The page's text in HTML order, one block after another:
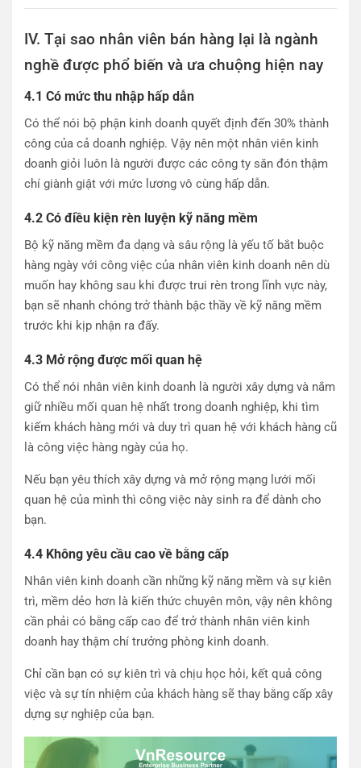
IV. Tại sao nhân viên bán hàng lại là ngành
nghề được phổ biến và ưa chuộng hiện nay
4.1 Có mức thu nhập hấp dẫn
Có thể nói bộ phận kinh doanh quyết định đến 30% thành
công của cả doanh nghiệp. Vậy nên một nhân viên kinh
doanh giỏi luôn là người được các công ty săn đón thậm
chí giành giật với mức lương vô cùng hấp dẫn.
4.2 Có điều kiện rèn luyện kỹ năng mềm
Bộ kỹ năng mềm đa dạng và sâu rộng là yếu tố bắt buộc
hàng ngày với công việc của nhân viên kinh doanh nên dù
muốn hay không sau khi được trui rèn trong lĩnh vực này,
bạn sẽ nhanh chóng trở thành bậc thầy về kỹ năng mềm
trước khi kịp nhận ra đấy.
4.3 Mở rộng được mối quan hệ
Có thể nói nhân viên kinh doanh là người xây dựng và nắm
giữ nhiều mối quan hệ nhất trong doanh nghiệp, khi tìm
kiếm khách hàng mới và duy trì quan hệ với khách hàng cũ
là công việc hàng ngày của họ.
Nếu bạn yêu thích xây dựng và mở rộng mạng lưới mối
quan hệ của mình thì công việc này sinh ra để dành cho
bạn.
4.4 Không yêu cầu cao về bằng cấp
Nhân viên kinh doanh cần những kỹ năng mềm và sự kiên
trì, mềm dẻo hơn là kiến thức chuyên môn, vậy nên không
cần phải có bằng cấp cao để trở thành nhân viên kinh
doanh hay thậm chí trưởng phòng kinh doanh.
Chỉ cần bạn có sự kiên trì và chịu học hỏi, kết quả công
việc và sự tín nhiệm của khách hàng sẽ thay bằng cấp xây
dựng sự nghiệp của bạn.